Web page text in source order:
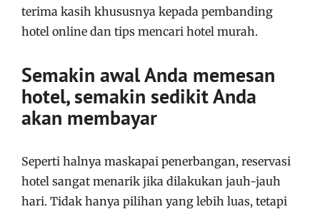
terima kasih khususnya kepada pembanding
hotel online dan tips mencari hotel murah.
Semakin awal Anda memesan
hotel, semakin sedikit Anda
akan membayar
Seperti halnya maskapai penerbangan, reservasi
hotel sangat menarik jika dilakukan jauh-jauh
hari. Tidak hanya pilihan yang lebih luas, tetapi